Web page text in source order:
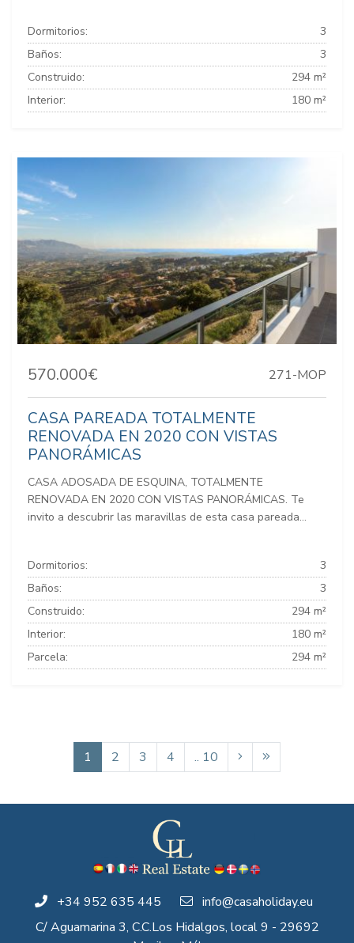
Dormitorios:
3
Baños:
3
Construido:
294 m²
Interior:
180 m²
570.000€ 271-MOP
CASA PAREADA TOTALMENTE
RENOVADA EN 2020 CON VISTAS
PANORÁMICAS
CASA ADOSADA DE ESQUINA, TOTALMENTE
RENOVADA EN 2020 CON VISTAS PANORÁMICAS. Te
invito a descubrir las maravillas de esta casa pareada...
Dormitorios:
3
Baños:
3
Construido:
294 m²
Interior:
180 m²
Parcela:
294 m²
1 2 3 4 .. 10
+34 952 635 445
info@casaholiday.eu
C/ Aguamarina 3, C.C.Los Hidalgos, local 9 - 29692